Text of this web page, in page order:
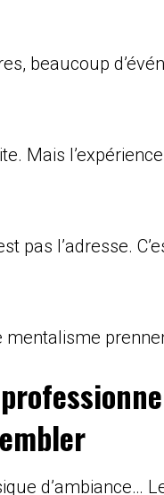
beaucoup
Mais
pas l’adresse.
mentalisme
d’ambiance…